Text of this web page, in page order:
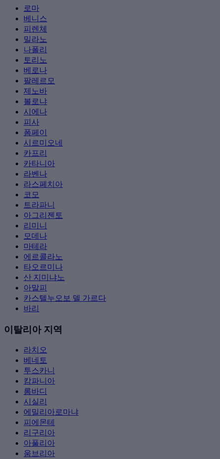
로마
베니스
피렌체
밀라노
나폴리
토리노
베로나
팔레르모
제노바
볼로냐
시에나
피사
폼페이
시르미오네
카프리
카타니아
라벤나
라스페치아
코모
트라파니
아그리젠토
리미니
모데나
마테라
에르콜라노
타오르미나
산 지미냐노
아말피
카스텔누오보 델 가르다
바리
이탈리아 지역
라치오
베네토
투스카니
캄파니아
롬바디
시실리
에밀리아로마냐
피에몬테
리구리아
아풀리아
움브리아